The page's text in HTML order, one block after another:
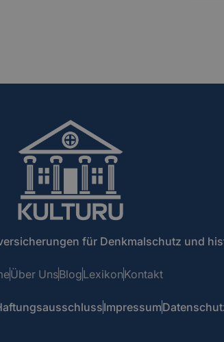
für Denkmalschutz und
Über UnsBlogLexikonKontakt
Impressum